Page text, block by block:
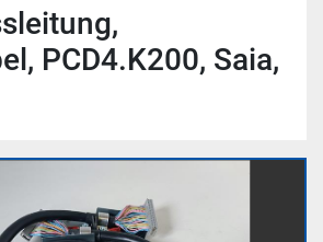
PCD4.K200, Saia,